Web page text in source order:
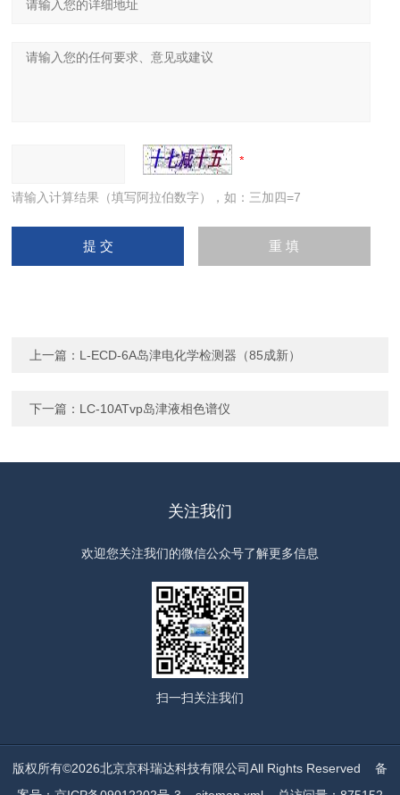
请输入计算结果（填写阿拉伯数字），如：三加四=7
上一篇： L-ECD-6A岛津电化学检测器（85成新）
下一篇： LC-10ATvp岛津液相色谱仪
关注我们
欢迎您关注我们的微信公众号了解更多信息
扫一扫关注我们
版权所有©2026北京京科瑞达科技有限公司All Rights Reserved 备